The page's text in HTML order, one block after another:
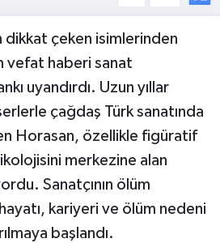
dikkat çeken isimlerinden
vefat haberi sanat
uyandırdı. Uzun yıllar
çağdaş Türk sanatında
Horasan, özellikle figüratif
merkezine alan
Sanatçının ölüm
kariyeri ve ölüm nedeni
başlandı.